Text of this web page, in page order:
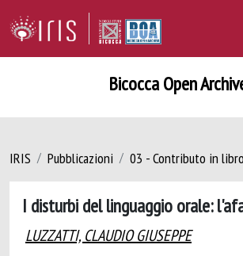
Bicocca Open
IRIS Pubblicazioni 03 - Contributo in libro
I disturbi del linguaggio orale:
LUZZATTI, CLAUDIO GIUSEPPE